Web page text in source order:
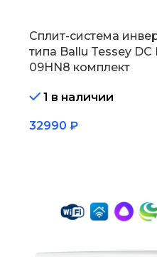
Сплит-система
типа Ballu Tessey DC
09HN8 комплект
1 в наличии
32990 ₽